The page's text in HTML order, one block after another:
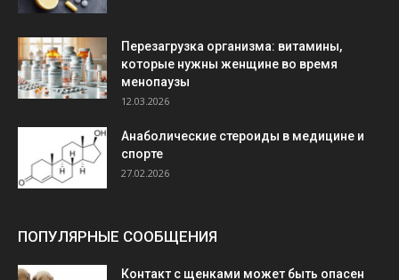
Перезагрузка организма: витамины,
которые нужны женщине во время
менопаузы
12.03.2026
Анаболические стероиды в медицине и
спорте
27.02.2026
ПОПУЛЯРНЫЕ СООБЩЕНИЯ
Контакт с щенками может быть опасен